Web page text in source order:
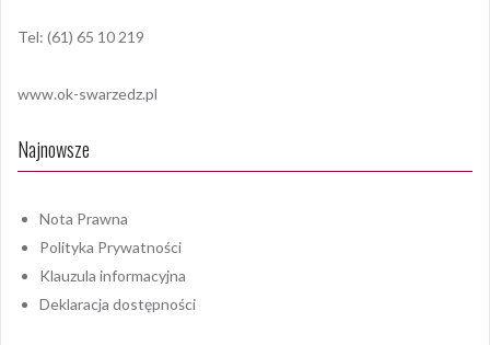
Tel: (61) 65 10 219
www.ok-swarzedz.pl
Najnowsze
Nota Prawna
Polityka Prywatności
Klauzula informacyjna
Deklaracja dostępności